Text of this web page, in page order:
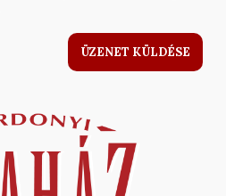
ÜZENET KÜLDÉSE